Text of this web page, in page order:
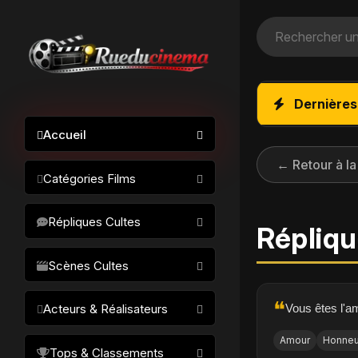
Accueil
Catégories Films
Science-fiction
Drame / Thriller
Comédie/humour
Horreur
Fantastique
Répliques Cultes
Scènes Cultes
Acteurs & Réalisateurs
Tops & Classements
← Retour à
❝Vous êtes
Amour